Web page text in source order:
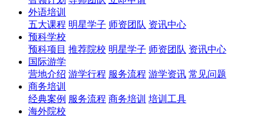
外语培训
五大课程 明星学子 师资团队 资讯中心
预科学校
预科项目 推荐院校 明星学子 师资团队 资讯中心
国际游学
营地介绍 游学行程 服务流程 游学资讯 常见问题
商务培训
经典案例 服务流程 商务培训 培训工具
海外院校